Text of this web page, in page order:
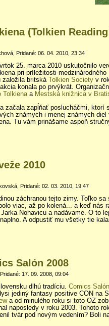
(Tolkien
Pridané: 06. 04. 2010, 23:34
25. marca 2010 uskutočnilo
pri príležitosti medzinárodného
založila britská Tolkien Society v
konala po prvýkrát.
Tolkienaa Mestská knižnica v
začala zapĺňať poslucháčmi, ktorí
známych i menej známych diel
Tu vám prinášame aspoň
2010
Pridané: 02. 03. 2010, 19:47
záchranou tejto zimy. Toľko
viac, až po kolená... a keď nás
Nohavicu a nadávame. O to
A odpustiť mu všetky tie
Salón 2008
17. 09. 2008, 09:04
dlhú tradíciu. Comics Salón
jediný fantasy positive CON na
a od minulého roku si toto OZ
naposledy v roku 2003. Tohoto
tvár pod novým vedením? Boli